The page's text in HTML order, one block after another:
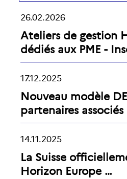
26.02.2026
Ateliers de gestion
dédiés aux PME -
17.12.2025
Nouveau modèle
partenaires
14.11.2025
La Suisse
Horizon Europe …